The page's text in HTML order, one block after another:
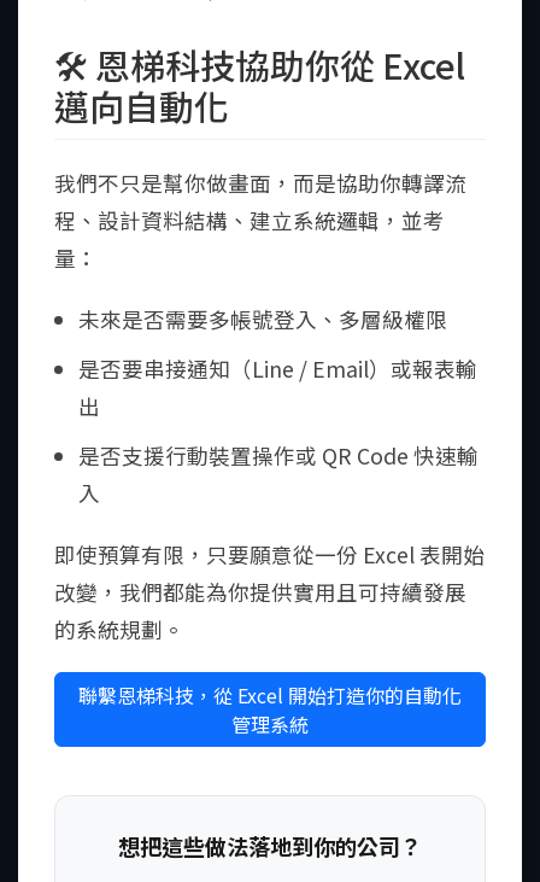
🛠️ 恩梯科技協助你從 Excel
邁向自動化
我們不只是幫你做畫面，而是協助你轉譯流
程、設計資料結構、建立系統邏輯，並考
量：
未來是否需要多帳號登入、多層級權限
是否要串接通知（Line / Email）或報表輸
出
是否支援行動裝置操作或 QR Code 快速輸
入
即使預算有限，只要願意從一份 Excel 表開始
改變，我們都能為你提供實用且可持續發展
的系統規劃。
聯繫恩梯科技，從 Excel 開始打造你的自動化
管理系統
想把這些做法落地到你的公司？